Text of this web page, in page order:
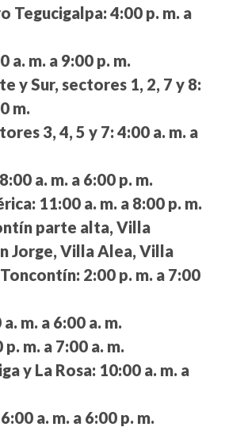
Tegucigalpa: 4:00 p. m. a
a. m. a 9:00 p. m.
y Sur, sectores 1, 2, 7 y 8:
m.
3, 4, 5 y 7: 4:00 a. m. a
8:00 a. m. a 6:00 p. m.
11:00 a. m. a 8:00 p. m.
parte alta, Villa
Jorge, Villa Alea, Villa
2:00 p. m. a 7:00
m. a 6:00 a. m.
p. m. a 7:00 a. m.
y La Rosa: 10:00 a. m. a
6:00 a. m. a 6:00 p. m.